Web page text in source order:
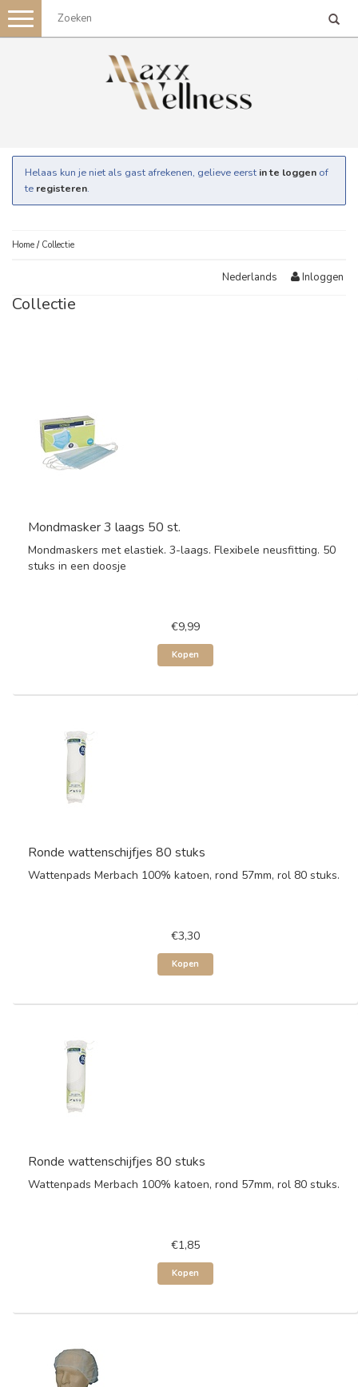
Toggle
navigation
Helaas kun je niet als gast afrekenen, gelieve eerst in te loggen of
te registeren.
Home / Collectie
Nederlands Inloggen
Collectie
Mondmasker 3 laags 50 st.
Mondmaskers met elastiek. 3-laags. Flexibele neusfitting. 50
stuks in een doosje
€9,99
Kopen
Ronde wattenschijfjes 80 stuks
Wattenpads Merbach 100% katoen, rond 57mm, rol 80 stuks.
€3,30
Kopen
Ronde wattenschijfjes 80 stuks
Wattenpads Merbach 100% katoen, rond 57mm, rol 80 stuks.
€1,85
Kopen